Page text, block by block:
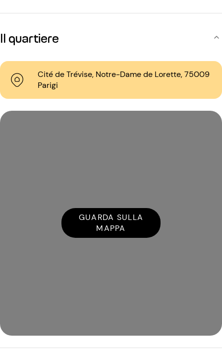
Il quartiere
Cité de Trévise, Notre-Dame de Lorette, 75009
Parigi
GUARDA SULLA
MAPPA